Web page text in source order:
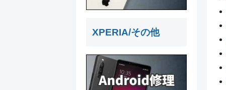
XPERIA/その他